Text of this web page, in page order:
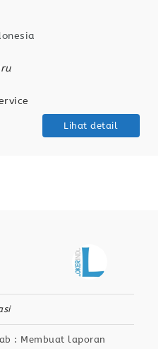
Lihat detail
: Membuat laporan